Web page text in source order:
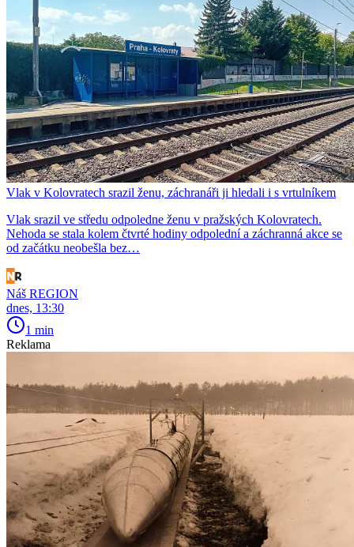
Vlak v Kolovratech srazil ženu, záchranáři ji hledali i s vrtulníkem
Vlak srazil ve středu odpoledne ženu v pražských Kolovratech.
Nehoda se stala kolem čtvrté hodiny odpolední a záchranná akce se
od začátku neobešla bez…
Náš REGION
dnes, 13:30
1 min
Reklama